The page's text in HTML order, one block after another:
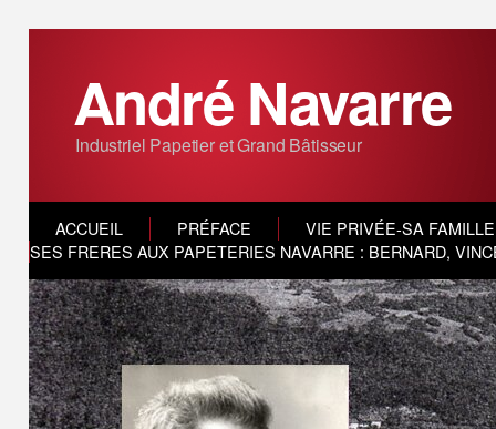
André Navarre
Industriel Papetier et Grand Bâtisseur
ACCUEIL PRÉFACE
VIE PRIVÉE-SA FAMILLE
SES FRERES AUX PAPETERIES NAVARRE : BERNARD,